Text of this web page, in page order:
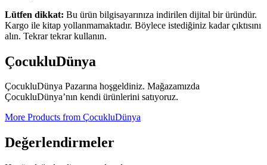
Lütfen dikkat: Bu ürün bilgisayarınıza indirilen dijital bir üründür.
Kargo ile kitap yollanmamaktadır. Böylece istediğiniz kadar çıktısını
alın. Tekrar tekrar kullanın.
ÇocukluDünya
ÇocukluDünya Pazarına hoşgeldiniz. Mağazamızda
ÇocukluDünya’nın kendi ürünlerini satıyoruz.
More Products from ÇocukluDünya
Değerlendirmeler